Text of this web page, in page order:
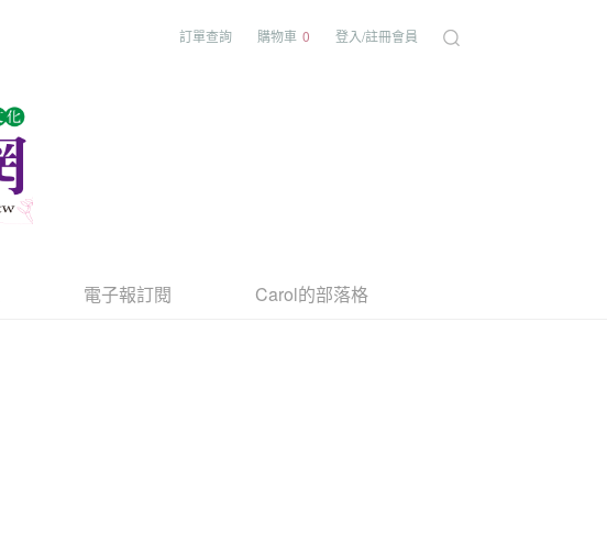
訂單查詢 購物車 0 登入/註冊會員
電子報訂閱 Carol的部落格